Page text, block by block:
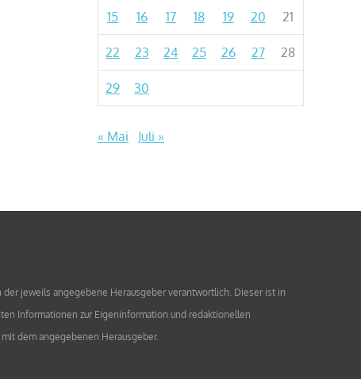
15 16 17 18 19 20 21
22 23 24 25 26 27 28
29 30
« Mai Juli »
jeweils angegebene Herausgeber verantwortlich. Dieser ist in
Informationen zur Eigeninformation und redaktionellen
dem angegebenen Herausgeber.